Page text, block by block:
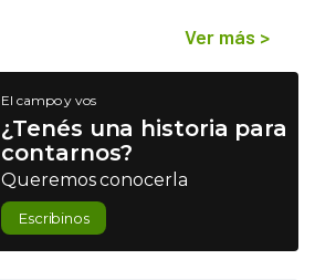
Ver más >
El campo y vos
¿Tenés una historia para
contarnos?
Queremos conocerla
Escribinos